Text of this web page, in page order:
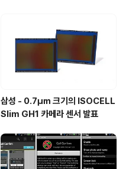
삼성 - 0.7㎛ 크기의 ISOCELL
Slim GH1 카메라 센서 발표